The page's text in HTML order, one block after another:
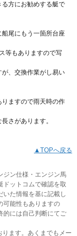
方にお勧めする艇で
尾にもう一箇所台座
等もありますので写
、交換作業がし易い
ますので雨天時の作
さがあります。
▲TOPへ戻る
ジン仕様・エンジン馬
ドットコムで確認を取
いた情報を基に記載し
可能性もありますの
的には自己判断にてご
ます。あくまでもメー